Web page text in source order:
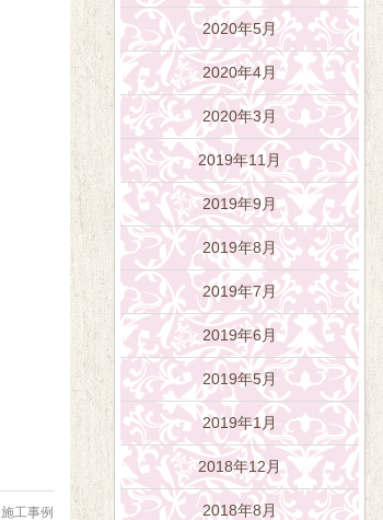
施工事例
2020年5月
2020年4月
2020年3月
2019年11月
2019年9月
2019年8月
2019年7月
2019年6月
2019年5月
2019年1月
2018年12月
2018年8月